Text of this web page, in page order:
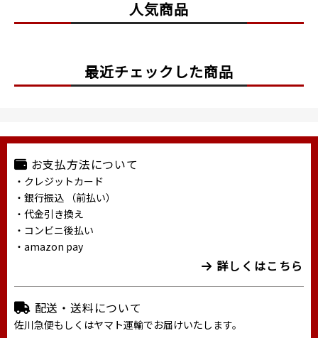
人気商品
最近チェックした商品
お支払方法について
・クレジットカード
・銀行振込 （前払い）
・代金引き換え
・コンビニ後払い
・amazon pay
詳しくはこちら
配送・送料について
佐川急便もしくはヤマト運輸でお届けいたします。